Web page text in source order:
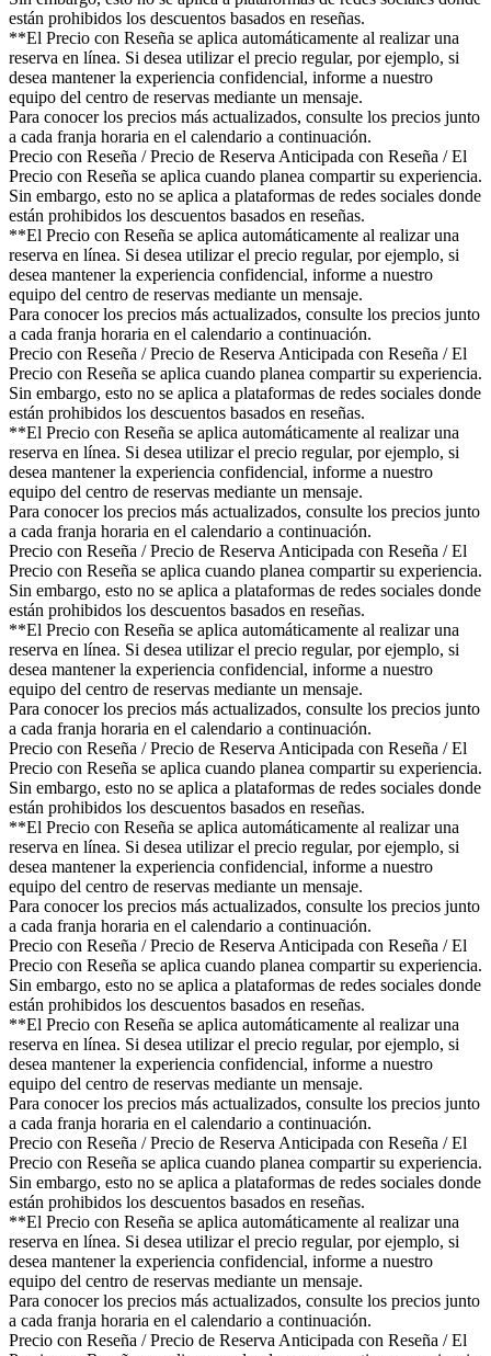
están prohibidos los descuentos basados en reseñas.
**El Precio con Reseña se aplica automáticamente al realizar una
reserva en línea. Si desea utilizar el precio regular, por ejemplo, si
desea mantener la experiencia confidencial, informe a nuestro
equipo del centro de reservas mediante un mensaje.
Para conocer los precios más actualizados, consulte los precios junto
a cada franja horaria en el calendario a continuación.
Precio con Reseña / Precio de Reserva Anticipada con Reseña / El
Precio con Reseña se aplica cuando planea compartir su experiencia.
Sin embargo, esto no se aplica a plataformas de redes sociales donde
están prohibidos los descuentos basados en reseñas.
**El Precio con Reseña se aplica automáticamente al realizar una
reserva en línea. Si desea utilizar el precio regular, por ejemplo, si
desea mantener la experiencia confidencial, informe a nuestro
equipo del centro de reservas mediante un mensaje.
Para conocer los precios más actualizados, consulte los precios junto
a cada franja horaria en el calendario a continuación.
Precio con Reseña / Precio de Reserva Anticipada con Reseña / El
Precio con Reseña se aplica cuando planea compartir su experiencia.
Sin embargo, esto no se aplica a plataformas de redes sociales donde
están prohibidos los descuentos basados en reseñas.
**El Precio con Reseña se aplica automáticamente al realizar una
reserva en línea. Si desea utilizar el precio regular, por ejemplo, si
desea mantener la experiencia confidencial, informe a nuestro
equipo del centro de reservas mediante un mensaje.
Para conocer los precios más actualizados, consulte los precios junto
a cada franja horaria en el calendario a continuación.
Precio con Reseña / Precio de Reserva Anticipada con Reseña / El
Precio con Reseña se aplica cuando planea compartir su experiencia.
Sin embargo, esto no se aplica a plataformas de redes sociales donde
están prohibidos los descuentos basados en reseñas.
**El Precio con Reseña se aplica automáticamente al realizar una
reserva en línea. Si desea utilizar el precio regular, por ejemplo, si
desea mantener la experiencia confidencial, informe a nuestro
equipo del centro de reservas mediante un mensaje.
Para conocer los precios más actualizados, consulte los precios junto
a cada franja horaria en el calendario a continuación.
Precio con Reseña / Precio de Reserva Anticipada con Reseña / El
Precio con Reseña se aplica cuando planea compartir su experiencia.
Sin embargo, esto no se aplica a plataformas de redes sociales donde
están prohibidos los descuentos basados en reseñas.
**El Precio con Reseña se aplica automáticamente al realizar una
reserva en línea. Si desea utilizar el precio regular, por ejemplo, si
desea mantener la experiencia confidencial, informe a nuestro
equipo del centro de reservas mediante un mensaje.
Para conocer los precios más actualizados, consulte los precios junto
a cada franja horaria en el calendario a continuación.
Precio con Reseña / Precio de Reserva Anticipada con Reseña / El
Precio con Reseña se aplica cuando planea compartir su experiencia.
Sin embargo, esto no se aplica a plataformas de redes sociales donde
están prohibidos los descuentos basados en reseñas.
**El Precio con Reseña se aplica automáticamente al realizar una
reserva en línea. Si desea utilizar el precio regular, por ejemplo, si
desea mantener la experiencia confidencial, informe a nuestro
equipo del centro de reservas mediante un mensaje.
Para conocer los precios más actualizados, consulte los precios junto
a cada franja horaria en el calendario a continuación.
Precio con Reseña / Precio de Reserva Anticipada con Reseña / El
Precio con Reseña se aplica cuando planea compartir su experiencia.
Sin embargo, esto no se aplica a plataformas de redes sociales donde
están prohibidos los descuentos basados en reseñas.
**El Precio con Reseña se aplica automáticamente al realizar una
reserva en línea. Si desea utilizar el precio regular, por ejemplo, si
desea mantener la experiencia confidencial, informe a nuestro
equipo del centro de reservas mediante un mensaje.
Para conocer los precios más actualizados, consulte los precios junto
a cada franja horaria en el calendario a continuación.
Precio con Reseña / Precio de Reserva Anticipada con Reseña / El